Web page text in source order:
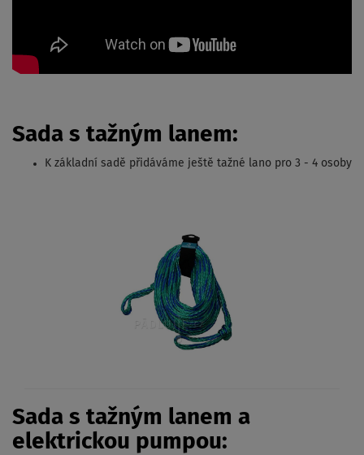
Sada s tažným lanem:
K základní sadě přidáváme ještě tažné lano pro 3 - 4 osoby
Sada s tažným lanem a
elektrickou pumpou: